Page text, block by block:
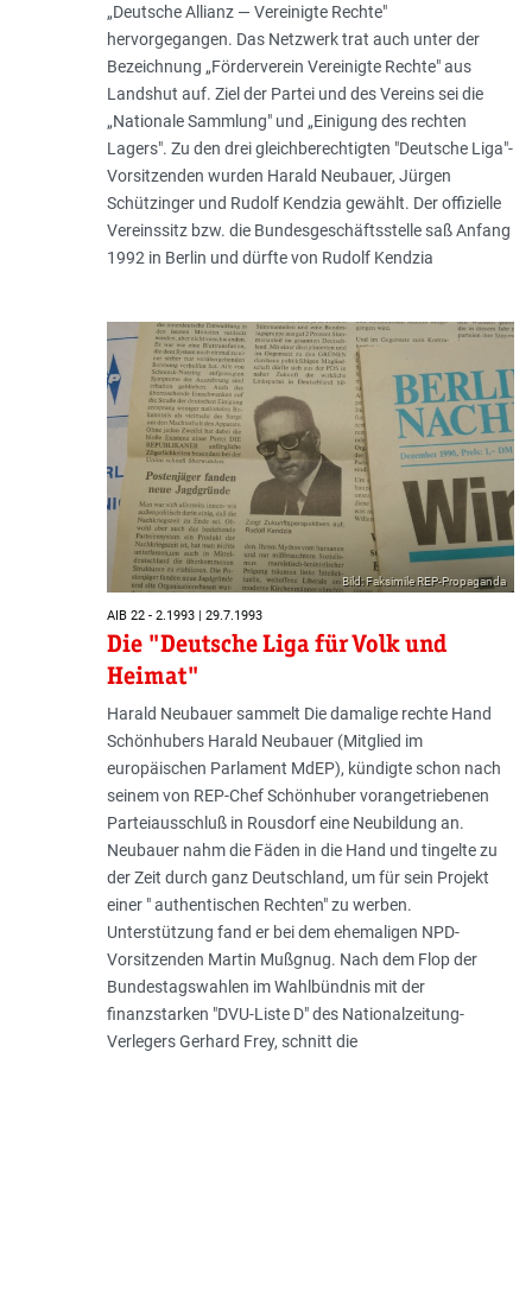
„Deutsche Allianz — Vereinigte Rechte"
hervorgegangen. Das Netzwerk trat auch unter der
Bezeichnung „Förderverein Vereinigte Rechte" aus
Landshut auf. Ziel der Partei und des Vereins sei die
„Nationale Sammlung" und „Einigung des rechten
Lagers". Zu den drei gleichberechtigten "Deutsche Liga"-
Vorsitzenden wurden Harald Neubauer, Jürgen
Schützinger und Rudolf Kendzia gewählt. Der offizielle
Vereinssitz bzw. die Bundesgeschäftsstelle saß Anfang
1992 in Berlin und dürfte von Rudolf Kendzia
Bild: Faksimile REP-Propaganda
AIB 22 - 2.1993 | 29.7.1993
Die "Deutsche Liga für Volk und
Heimat"
Harald Neubauer sammelt Die damalige rechte Hand
Schönhubers Harald Neubauer (Mitglied im
europäischen Parlament MdEP), kündigte schon nach
seinem von REP-Chef Schönhuber vorangetriebenen
Parteiausschluß in Rousdorf eine Neubildung an.
Neubauer nahm die Fäden in die Hand und tingelte zu
der Zeit durch ganz Deutschland, um für sein Projekt
einer " authentischen Rechten" zu werben.
Unterstützung fand er bei dem ehemaligen NPD-
Vorsitzenden Martin Mußgnug. Nach dem Flop der
Bundestagswahlen im Wahlbündnis mit der
finanzstarken "DVU-Liste D" des Nationalzeitung-
Verlegers Gerhard Frey, schnitt die